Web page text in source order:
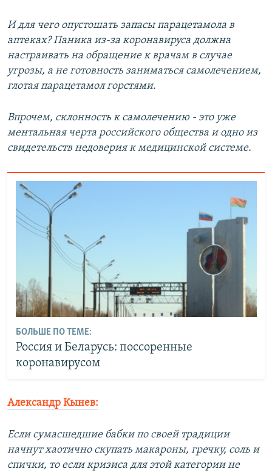
И для чего опустошать запасы парацетамола в
аптеках? Паника из-за коронавируса должна
настраивать на обращение к врачам в случае
угрозы, а не готовность заниматься самолечением,
глотая парацетамол горстями.
Впрочем, склонность к самолечению - это уже
ментальная черта российского общества и одно из
свидетельств недоверия к медицинской системе.
БОЛЬШЕ ПО ТЕМЕ:
Россия и Беларусь: поссоренные
коронавирусом
Александр Кынев:
Если сумасшедшие бабки по своей традиции
начнут хаотично скупать макароны, гречку, соль и
спички, то если кризиса для этой категории не